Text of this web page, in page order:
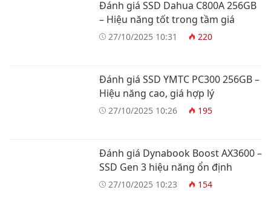
Đánh giá SSD Dahua C800A 256GB
– Hiệu năng tốt trong tầm giá
27/10/2025 10:31 220
Đánh giá SSD YMTC PC300 256GB –
Hiệu năng cao, giá hợp lý
27/10/2025 10:26 195
Đánh giá Dynabook Boost AX3600 –
SSD Gen 3 hiệu năng ổn định
27/10/2025 10:23 154